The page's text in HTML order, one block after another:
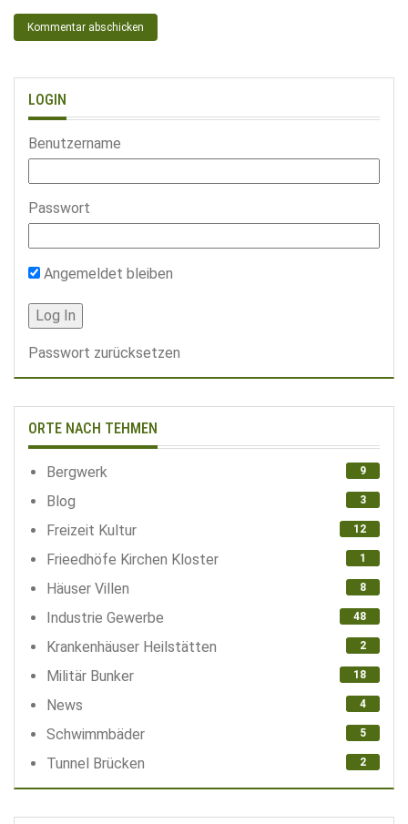
LOGIN
Benutzername
Passwort
Angemeldet bleiben
Passwort zurücksetzen
ORTE NACH TEHMEN
Bergwerk 9
Blog 3
Freizeit Kultur 12
Frieedhöfe Kirchen Kloster 1
Häuser Villen 8
Industrie Gewerbe 48
Krankenhäuser Heilstätten 2
Militär Bunker 18
News 4
Schwimmbäder 5
Tunnel Brücken 2